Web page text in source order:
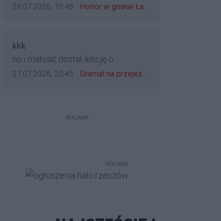
zatrzymać?
Data dodania komentarza:
29.07.2026, 10:48 Źródło komentarza:
Horror w gminie Łańcut. Mieszkaniec Rzeszowa terroryzował rodzinę nożem i zaatakował policjantów! [VIDEO]
Autor komentarza:
kkk
Treść komentarza:
no i małolat dostał lekcję o
udzieleniu pierwszeństwa
Data dodania komentarza:
27.07.2026, 20:45 Źródło komentarza:
Dramat na przejeździe w Rzeszowie. 16-latek na hulajnodze wjechał wprost pod szynobus
REKLAMA
REKLAMA